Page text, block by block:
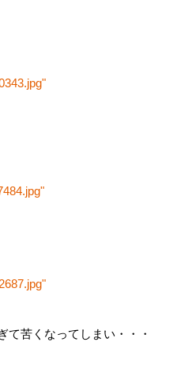
て苦くなってしまい・・・